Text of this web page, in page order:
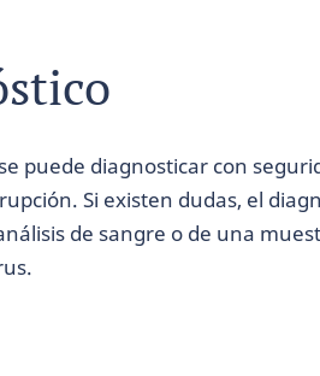
puede diagnosticar con
Si existen dudas, el
de sangre o de una